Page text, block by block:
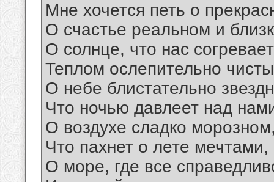
Мне хочется петь о
О счастье реальном и
О солнце, что нас согревает
Теплом ослепительно
О небе блистательно
Что ночью давлеет над
О воздухе сладко
Что пахнет о лете мечтами,
О море, где все